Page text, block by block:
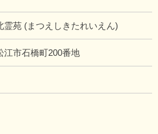
霊苑 (まつえしきたれいえん)
江市石橋町200番地